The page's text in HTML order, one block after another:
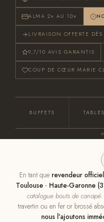
ALMA 2× AU 10×
LIVRAISON OFFERTE
9,7/10 AVIS GARANTIS
COUP DE CŒUR MARIE
BUFFETS
En tant que revendeur
Toulouse · Haute-Garonne
catalogue bouts de canapé.
travertin ou en fer or brossé
nous l'ajoutons